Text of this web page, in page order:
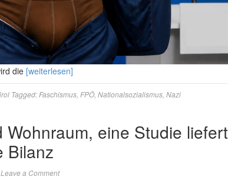
die [weiterlesen]
Tagged: Faschismus FPÖ, Nationalsozialismus Nazi
Wohnraum, eine Studie liefert
Bilanz
Leave a Comment